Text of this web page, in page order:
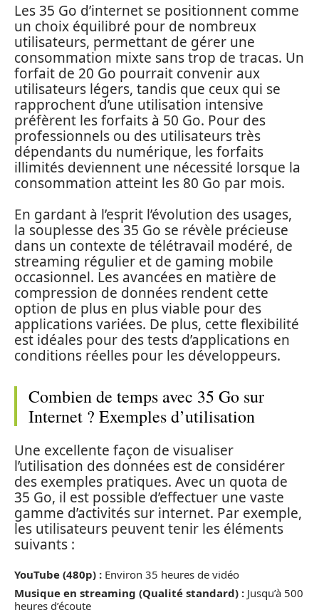
Les 35 Go d’internet se positionnent comme
un choix équilibré pour de nombreux
utilisateurs, permettant de gérer une
consommation mixte sans trop de tracas. Un
forfait de 20 Go pourrait convenir aux
utilisateurs légers, tandis que ceux qui se
rapprochent d’une utilisation intensive
préfèrent les forfaits à 50 Go. Pour des
professionnels ou des utilisateurs très
dépendants du numérique, les forfaits
illimités deviennent une nécessité lorsque la
consommation atteint les 80 Go par mois.
En gardant à l’esprit l’évolution des usages,
la souplesse des 35 Go se révèle précieuse
dans un contexte de télétravail modéré, de
streaming régulier et de gaming mobile
occasionnel. Les avancées en matière de
compression de données rendent cette
option de plus en plus viable pour des
applications variées. De plus, cette flexibilité
est idéales pour des tests d’applications en
conditions réelles pour les développeurs.
Combien de temps avec 35 Go sur
Internet ? Exemples d’utilisation
Une excellente façon de visualiser
l’utilisation des données est de considérer
des exemples pratiques. Avec un quota de
35 Go, il est possible d’effectuer une vaste
gamme d’activités sur internet. Par exemple,
les utilisateurs peuvent tenir les éléments
suivants :
YouTube (480p) : Environ 35 heures de vidéo
Musique en streaming (Qualité standard) : Jusqu’à 500
heures d’écoute